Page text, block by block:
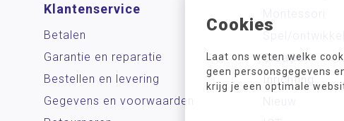
Cookies
Laat ons weten welke
geen persoonsgegevens
krijg je een optimale
Klantenservice
Betalen
Garantie en reparatie
Bestellen en levering
Gegevens en voorwaarden
Creatief
Inrichting